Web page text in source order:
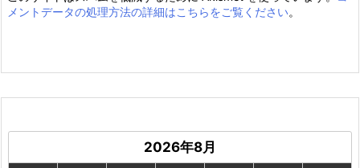
メントデータの処理方法の詳細はこちらをご覧ください。
2026年8月